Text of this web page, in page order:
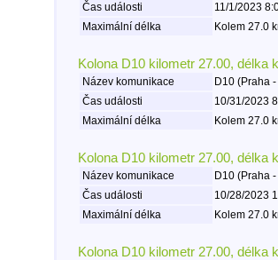
Čas události
11/1/2023
Maximální délka
Kolem 27.0
Kolona D10 kilometr 27.00, délka
Název komunikace
D10 (Praha
Čas události
10/31/2023
Maximální délka
Kolem 27.0
Kolona D10 kilometr 27.00, délka
Název komunikace
D10 (Praha
Čas události
10/28/2023
Maximální délka
Kolem 27.0
Kolona D10 kilometr 27.00, délka